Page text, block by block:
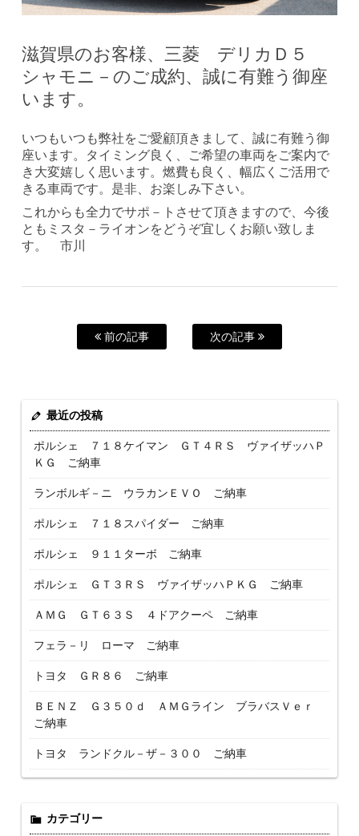
滋賀県のお客様、三菱 デリカＤ５
シャモニ－のご成約、誠に有難う御座
います。
いつもいつも弊社をご愛顧頂きまして、誠に有難う御
座います。タイミング良く、ご希望の車両をご案内で
き大変嬉しく思います。燃費も良く、幅広くご活用で
きる車両です。是非、お楽しみ下さい。
これからも全力でサポ－トさせて頂きますので、今後
ともミスタ－ライオンをどうぞ宜しくお願い致しま
す。 市川
前の記事 次の記事
最近の投稿
ポルシェ ７１８ケイマン ＧＴ４ＲＳ ヴァイザッハＰ
ＫＧ ご納車
ランボルギ－ニ ウラカンＥＶＯ ご納車
ポルシェ ７１８スパイダー ご納車
ポルシェ ９１１ターボ ご納車
ポルシェ ＧＴ３ＲＳ ヴァイザッハＰＫＧ ご納車
ＡＭＧ ＧＴ６３Ｓ ４ドアクーペ ご納車
フェラ－リ ローマ ご納車
トヨタ ＧＲ８６ ご納車
ＢＥＮＺ Ｇ３５０ｄ ＡＭＧライン ブラバスＶｅｒ
ご納車
トヨタ ランドクル－ザ－３００ ご納車
カテゴリー